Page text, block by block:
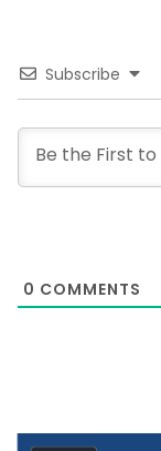
Subscribe
0 COMMENTS